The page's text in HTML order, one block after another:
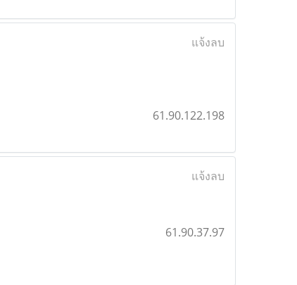
แจ้งลบ
61.90.122.198
แจ้งลบ
61.90.37.97